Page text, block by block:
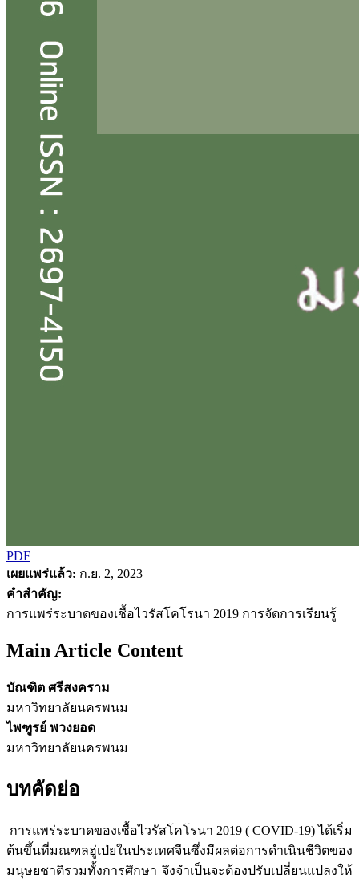
PDF
เผยแพร่แล้ว: ก.ย. 2, 2023
คำสำคัญ:
การแพร่ระบาดของเชื้อไวรัสโคโรนา 2019 การจัดการเรียนรู้
Main Article Content
บัณฑิต ศรีสงคราม
มหาวิทยาลัยนครพนม
ไพฑูรย์ พวงยอด
มหาวิทยาลัยนครพนม
บทคัดย่อ
การแพร่ระบาดของเชื้อไวรัสโคโรนา 2019 ( COVID-19) ได้เริ่ม
ต้นขึ้นที่มณฑลฮู่เป่ยในประเทศจีนซึ่งมีผลต่อการดำเนินชีวิตของ
มนุษยชาติรวมทั้งการศึกษา จึงจำเป็นจะต้องปรับเปลี่ยนแปลงให้